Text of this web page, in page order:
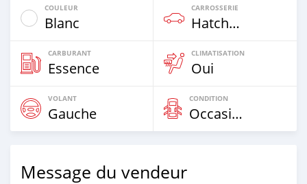
COULEUR
Blanc
CARROSSERIE
Hatchback & Station Wagons
CARBURANT
Essence
CLIMATISATION
Oui
VOLANT
Gauche
CONDITION
Occasion
Message du vendeur